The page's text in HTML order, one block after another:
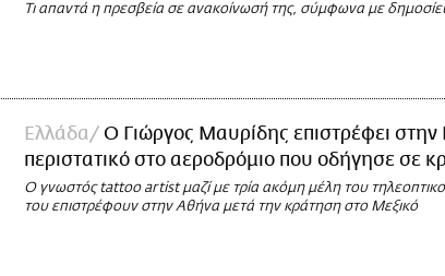
Τι απαντά η πρεσβεία σε ανακοίνωσή της, σύμφωνα με
Ελλάδα
Ο Γιώργος Μαυρίδης επιστρέφει στην
περιστατικό στο αεροδρόμιο που οδήγησε σε
Ο γνωστός tattoo artist μαζί με τρία ακόμη μέλη του
του επιστρέφουν στην Αθήνα μετά την κράτηση στο Μεξικό